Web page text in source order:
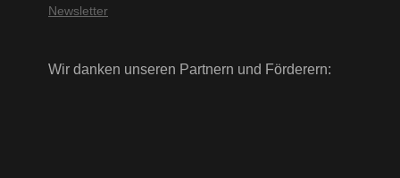
Newsletter
Wir danken unseren Partnern und Förderern: